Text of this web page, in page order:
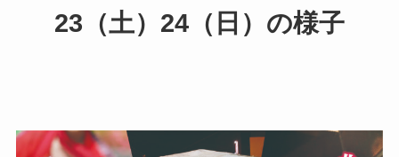
23（土）24（日）の様子